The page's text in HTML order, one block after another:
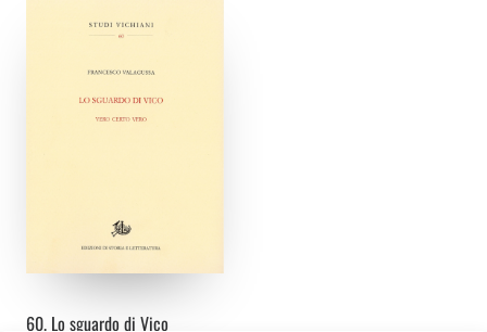
60. Lo sguardo di Vico